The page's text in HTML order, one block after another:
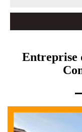
Entreprise